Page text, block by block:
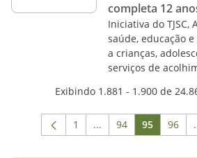
completa 12
Iniciativa do TJSC,
saúde, educação
a crianças,
serviços de
Exibindo 1.881 - 1.900 de
Página
1 ...PáginasPágina
94 Página
95 96